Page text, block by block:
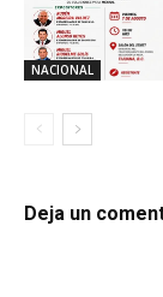
NACIONAL
Deja un